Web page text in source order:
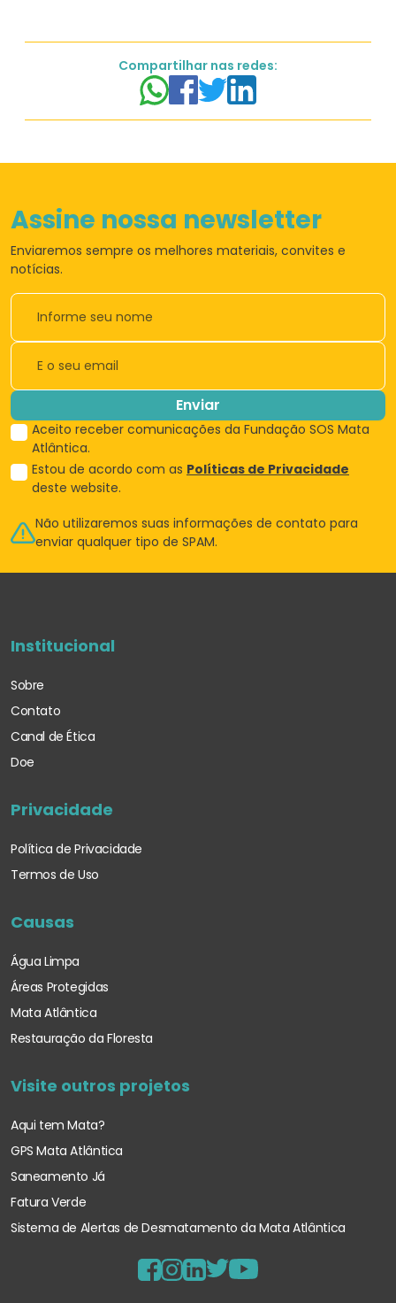
Compartilhar nas redes:
Assine nossa newsletter
Enviaremos sempre os melhores materiais, convites e
notícias.
Enviar
Aceito receber comunicações da Fundação SOS Mata
Atlântica.
Estou de acordo com as Políticas de Privacidade
deste website.
Não utilizaremos suas informações de contato para
enviar qualquer tipo de SPAM.
Institucional
Sobre
Contato
Canal de Ética
Doe
Privacidade
Política de Privacidade
Termos de Uso
Causas
Água Limpa
Áreas Protegidas
Mata Atlântica
Restauração da Floresta
Visite outros projetos
Aqui tem Mata?
GPS Mata Atlântica
Saneamento Já
Fatura Verde
Sistema de Alertas de Desmatamento da Mata Atlântica